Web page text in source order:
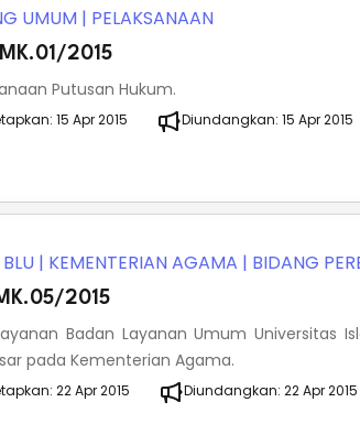
UMUM | PELAKSANAAN
2015
Putusan Hukum.
15 Apr 2015 Diundangkan:15 Apr 2015
| KEMENTERIAN AGAMA | BIDANG
2015
Badan Layanan Umum Universitas
pada Kementerian Agama.
22 Apr 2015 Diundangkan:22 Apr 2015